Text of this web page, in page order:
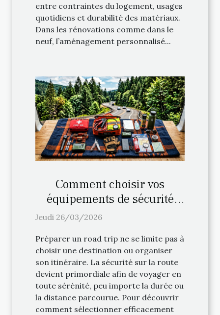
entre contraintes du logement, usages
quotidiens et durabilité des matériaux.
Dans les rénovations comme dans le
neuf, l’aménagement personnalisé...
Comment choisir vos
équipements de sécurité
pour un road trip ?
Jeudi 26/03/2026
Préparer un road trip ne se limite pas à
choisir une destination ou organiser
son itinéraire. La sécurité sur la route
devient primordiale afin de voyager en
toute sérénité, peu importe la durée ou
la distance parcourue. Pour découvrir
comment sélectionner efficacement